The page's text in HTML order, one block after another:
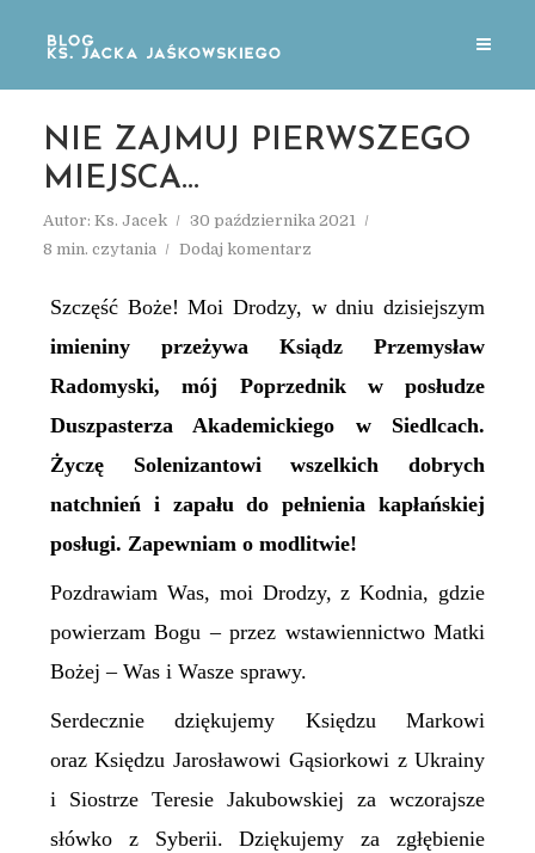
NIE ZAJMUJ PIERWSZEGO
MIEJSCA…
Autor: Ks. Jacek
30 października 2021
8 min. czytania
Dodaj komentarz
Szczęść Boże! Moi Drodzy, w dniu dzisiejszym
imieniny przeżywa Ksiądz Przemysław
Radomyski, mój Poprzednik w posłudze
Duszpasterza Akademickiego w Siedlcach.
Życzę Solenizantowi wszelkich dobrych
natchnień i zapału do pełnienia kapłańskiej
posługi. Zapewniam o modlitwie!
Pozdrawiam Was, moi Drodzy, z Kodnia, gdzie
powierzam Bogu – przez wstawiennictwo Matki
Bożej – Was i Wasze sprawy.
Serdecznie dziękujemy Księdzu Markowi
oraz Księdzu Jarosławowi Gąsiorkowi z Ukrainy
i Siostrze Teresie Jakubowskiej za wczorajsze
słówko z Syberii. Dziękujemy za zgłębienie